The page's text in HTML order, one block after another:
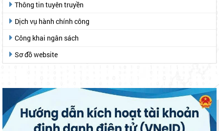
Thông tin tuyên truyền
Dịch vụ hành chính công
Công khai ngân sách
Sơ đồ website